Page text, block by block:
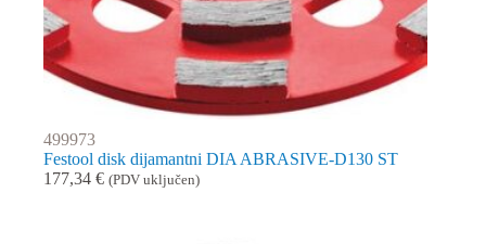
499973
Festool disk dijamantni DIA ABRASIVE-D130 ST
177,34 € (PDV uključen)